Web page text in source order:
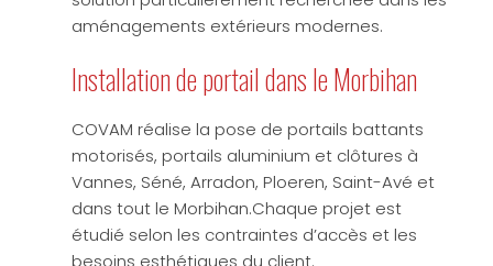
aménagements extérieurs modernes.
Installation de portail dans le Morbihan
COVAM réalise la pose de portails battants
motorisés, portails aluminium et clôtures à
Vannes, Séné, Arradon, Ploeren, Saint-Avé et
dans tout le Morbihan.Chaque projet est
étudié selon les contraintes d’accès et les
besoins esthétiques du client.